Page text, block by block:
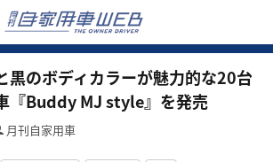
黒のボディカラーが魅力的な20台
『Buddy MJ style』を発売
月刊自家用車